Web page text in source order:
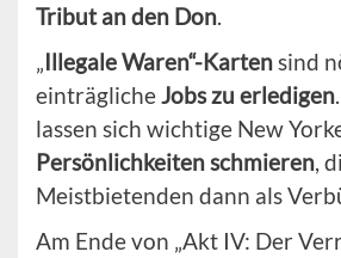
Tribut an den Don.
„Illegale Waren“-Kartensind
einträglicheJobs zu erledigen
lassen sich wichtige New
Persönlichkeiten schmieren,
Meistbietenden dann als
Am Ende von „Akt IV: Der